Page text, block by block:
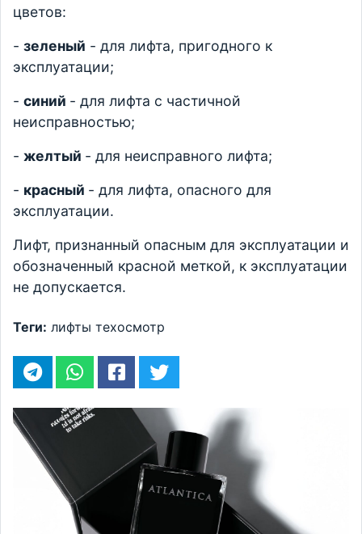
цветов:
- зеленый - для лифта, пригодного к
эксплуатации;
- синий - для лифта с частичной
неисправностью;
- желтый - для неисправного лифта;
- красный - для лифта, опасного для
эксплуатации.
Лифт, признанный опасным для эксплуатации и
обозначенный красной меткой, к эксплуатации
не допускается.
Теги: лифты техосмотр